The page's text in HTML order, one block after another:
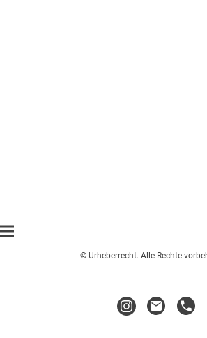
© Urheberrecht. Alle Rechte